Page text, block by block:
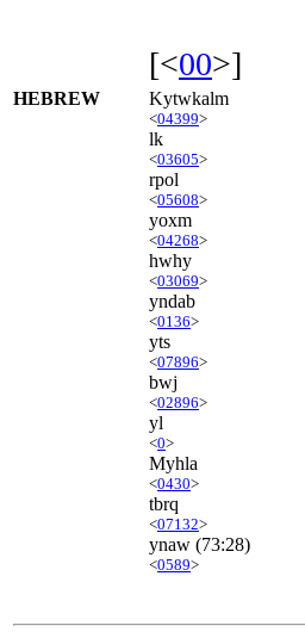
[<00>]
HEBREW Kytwkalm
<04399>
lk
<03605>
rpol
<05608>
yoxm
<04268>
hwhy
<03069>
yndab
<0136>
yts
<07896>
bwj
<02896>
yl
<0>
Myhla
<0430>
tbrq
<07132>
ynaw (73:28)
<0589>